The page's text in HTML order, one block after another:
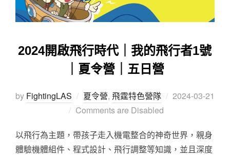
2024開啟飛行時代｜我的飛行者1號
｜夏令營｜五日營
by FightingLAS 夏令營, 飛霆特色營隊
2024-03-21
Comments are Disabled
以飛行為主題，帶孩子走入機電整合的神奇世界，親身
體驗機體組件、程式設計、飛行調整等知識，並且深度